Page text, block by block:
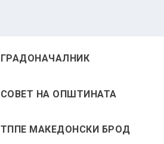
ГРАДОНАЧАЛНИК
СОВЕТ НА ОПШТИНАТА
ТППЕ МАКЕДОНСКИ БРОД